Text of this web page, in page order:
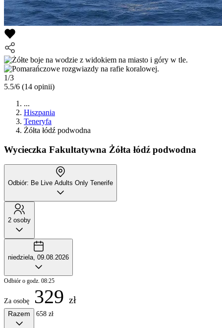
1/3
5.5/6 (14 opinii)
...
Hiszpania
Teneryfa
Żółta łódź podwodna
Wycieczka Fakultatywna Żółta łódź podwodna
Odbiór: Be Live Adults Only Tenerife
2 osoby
niedziela, 09.08.2026
Odbiór o godz. 08:25
Za osobę 329 zł
Razem 658 zł